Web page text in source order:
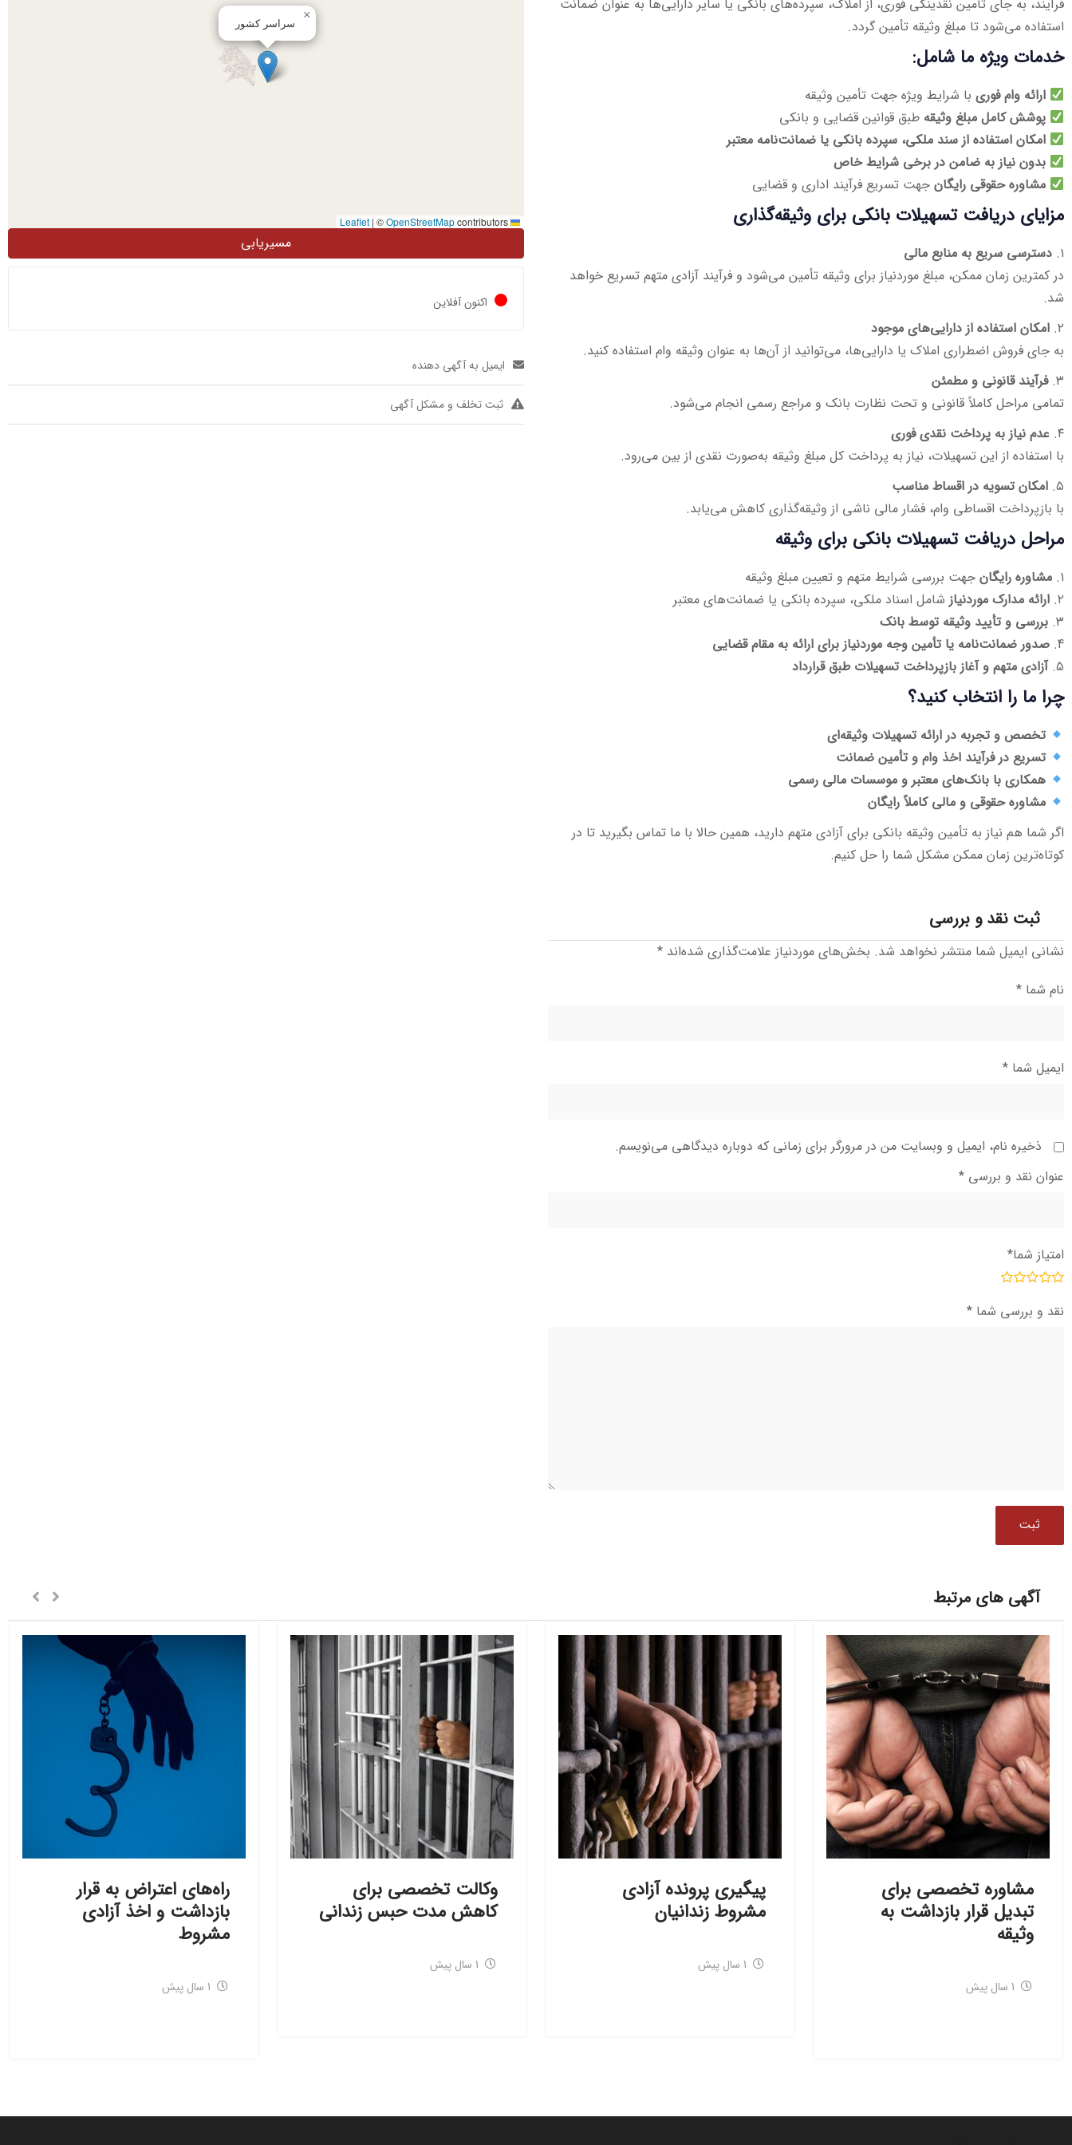
فرآیند، به جای تأمین نقدینگی فوری، از املاک، سپرده‌های بانکی یا سایر دارایی‌ها به عنوان ضمانت
استفاده می‌شود تا مبلغ وثیقه تأمین گردد.
خدمات ویژه ما شامل:
ارائه وام فوری با شرایط ویژه جهت تأمین وثیقه
پوشش کامل مبلغ وثیقه طبق قوانین قضایی و بانکی
امکان استفاده از سند ملکی، سپرده بانکی یا ضمانت‌نامه معتبر
بدون نیاز به ضامن در برخی شرایط خاص
مشاوره حقوقی رایگان جهت تسریع فرآیند اداری و قضایی
مزایای دریافت تسهیلات بانکی برای وثیقه‌گذاری
۱. دسترسی سریع به منابع مالی
در کمترین زمان ممکن، مبلغ موردنیاز برای وثیقه تأمین می‌شود و فرآیند آزادی متهم تسریع خواهد
شد.
۲. امکان استفاده از دارایی‌های موجود
به جای فروش اضطراری املاک یا دارایی‌ها، می‌توانید از آن‌ها به عنوان وثیقه وام استفاده کنید.
۳. فرآیند قانونی و مطمئن
تمامی مراحل کاملاً قانونی و تحت نظارت بانک و مراجع رسمی انجام می‌شود.
۴. عدم نیاز به پرداخت نقدی فوری
با استفاده از این تسهیلات، نیاز به پرداخت کل مبلغ وثیقه به‌صورت نقدی از بین می‌رود.
۵. امکان تسویه در اقساط مناسب
با بازپرداخت اقساطی وام، فشار مالی ناشی از وثیقه‌گذاری کاهش می‌یابد.
مراحل دریافت تسهیلات بانکی برای وثیقه
۱. مشاوره رایگان جهت بررسی شرایط متهم و تعیین مبلغ وثیقه
۲. ارائه مدارک موردنیاز شامل اسناد ملکی، سپرده بانکی یا ضمانت‌های معتبر
۳. بررسی و تأیید وثیقه توسط بانک
4. صدور ضمانت‌نامه یا تأمین وجه موردنیاز برای ارائه به مقام قضایی
۵. آزادی متهم و آغاز بازپرداخت تسهیلات طبق قرارداد
چرا ما را انتخاب کنید؟
تخصص و تجربه در ارائه تسهیلات وثیقه‌ای
تسریع در فرآیند اخذ وام و تأمین ضمانت
همکاری با بانک‌های معتبر و موسسات مالی رسمی
مشاوره حقوقی و مالی کاملاً رایگان
اگر شما هم نیاز به تأمین وثیقه بانکی برای آزادی متهم دارید، همین حالا با ما تماس بگیرید تا در
کوتاه‌ترین زمان ممکن مشکل شما را حل کنیم.
ثبت نقد و بررسی
نشانی ایمیل شما منتشر نخواهد شد. بخش‌های موردنیاز علامت‌گذاری شده‌اند *
نام شما *
ایمیل شما *
ذخیره نام، ایمیل و وبسایت من در مرورگر برای زمانی که دوباره دیدگاهی می‌نویسم.
عنوان نقد و بررسی *
امتیاز شما*
نقد و بررسی شما *
سراسر کشور
×
| ©OpenStreetMapcontributors
مسیریابی
اکنون آفلاین
ایمیل به آگهی دهنده
ثبت تخلف و مشکل آگهی
آگهی های مرتبط
مشاوره تخصصی برای
تبدیل قرار بازداشت به
وثیقه
1 سال پیش
پیگیری پرونده آزادی
مشروط زندانیان
1 سال پیش
وکالت تخصصی برای
کاهش مدت حبس زندانی
1 سال پیش
راه‌های اعتراض به قرار
بازداشت و اخذ آزادی
مشروط
1 سال پیش